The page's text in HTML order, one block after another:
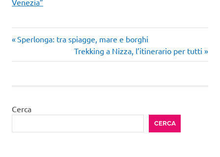
Navigazione
articoli
Articolo
Sperlonga: tra spiagge, mare e borghi
Articolo
successivo:
Trekking a Nizza, l’itinerario per tutti
Cerca
CERCA